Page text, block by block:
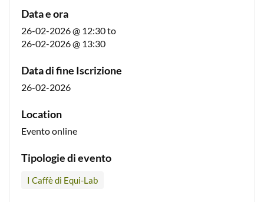
Data e ora
26-02-2026 @ 12:30to
26-02-2026 @ 13:30
Data di fine Iscrizione
26-02-2026
Location
Evento online
Tipologie di evento
I Caffè di Equi-Lab